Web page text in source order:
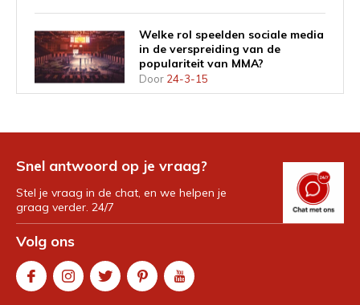
Welke rol speelden sociale media
in de verspreiding van de
populariteit van MMA?
Door 24-3-15
oorzaken, slimme training en
Door24-3-14
Casinospel Gebaseerd op Alle
Snel antwoord op je vraag?
Stel je vraag in de chat, en we helpen je
graag verder. 24/7
Volg ons